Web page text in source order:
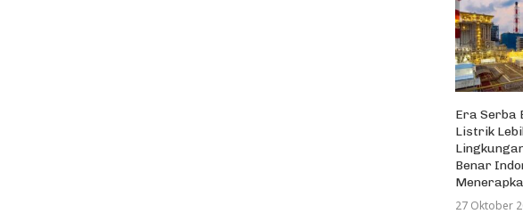
Era Serba
Listrik
Benar
27 Oktober